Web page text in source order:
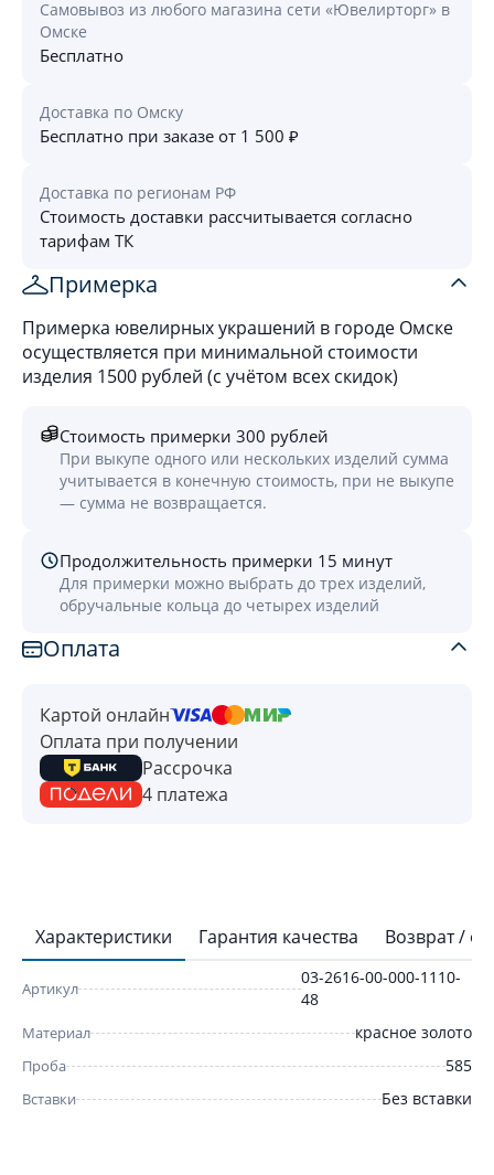
Самовывоз из любого магазина сети «Ювелирторг» в
Омске
Бесплатно
Доставка по Омску
Бесплатно при заказе от 1 500 ₽
Доставка по регионам РФ
Стоимость доставки рассчитывается согласно
тарифам ТК
Примерка
Примерка ювелирных украшений в городе Омске
осуществляется при минимальной стоимости
изделия 1500 рублей (с учётом всех скидок)
Стоимость примерки 300 рублей
При выкупе одного или нескольких изделий сумма
учитывается в конечную стоимость, при не выкупе
— сумма не возвращается.
Продолжительность примерки 15 минут
Для примерки можно выбрать до трех изделий,
обручальные кольца до четырех изделий
Оплата
Картой онлайн
Оплата при получении
Рассрочка
4 платежа
Характеристики Гарантия качества Возврат /
Артикул
03-2616-00-000-1110-
48
Материал красное золото
Проба 585
Вставки Без вставки